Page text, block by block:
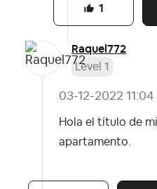
1
Raquel772
Level 1
‎03-12-2022 11:04
Hola el título de
apartamento.